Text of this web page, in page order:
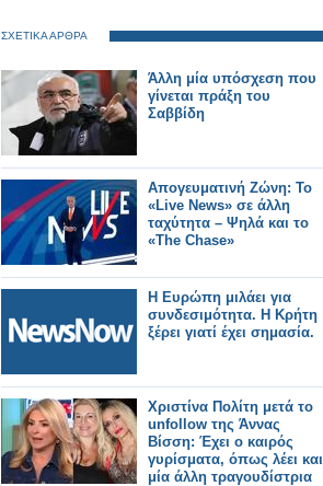
ΣΧΕΤΙΚΑ ΑΡΘΡΑ
Άλλη μία υπόσχεση που
γίνεται πράξη του
Σαββίδη
Απογευματινή Ζώνη: Το
«Live News» σε άλλη
ταχύτητα – Ψηλά και το
«The Chase»
Η Ευρώπη μιλάει για
συνδεσιμότητα. Η Κρήτη
ξέρει γιατί έχει σημασία.
Χριστίνα Πολίτη μετά το
unfollow της Άννας
Βίσση: Έχει ο καιρός
γυρίσματα, όπως λέει και
μία άλλη τραγουδίστρια